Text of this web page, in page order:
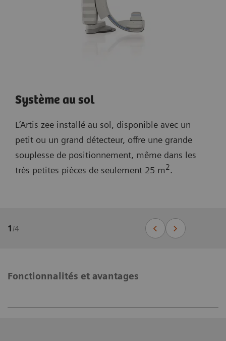
Système au sol
L’Artis zee installé au sol, disponible avec un
petit ou un grand détecteur, offre une grande
souplesse de positionnement, même dans les
très petites pièces de seulement 25 m2.
1/4
Fonctionnalités et avantages